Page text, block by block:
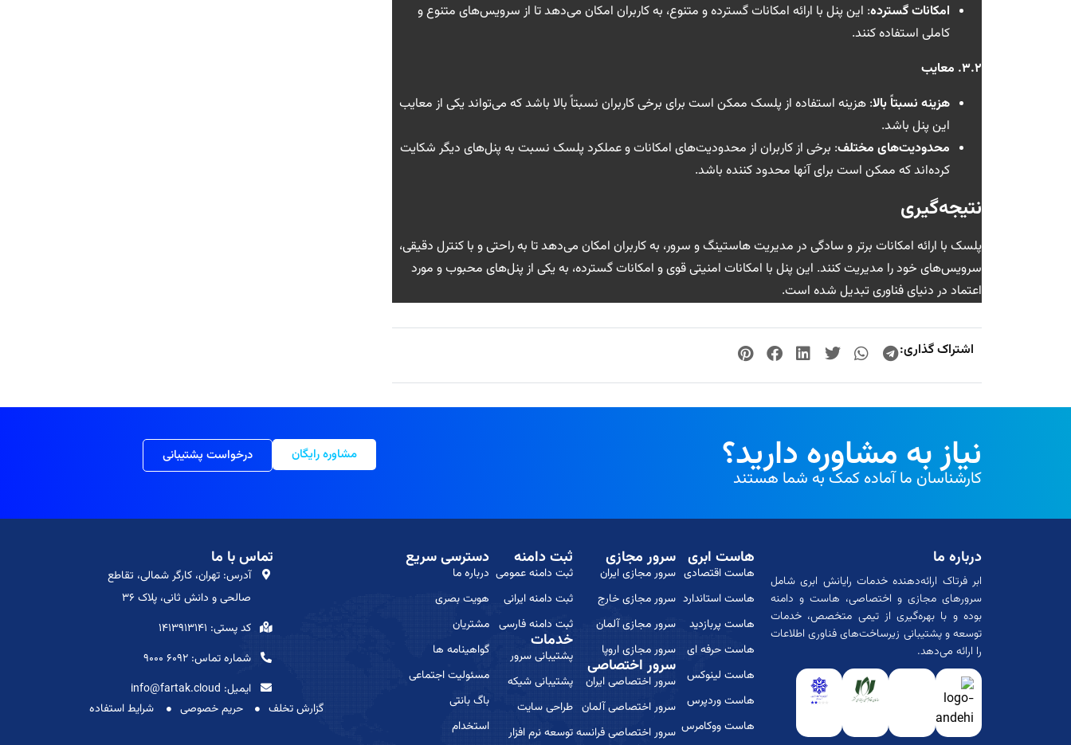
امکانات گسترده: این پنل با ارائه امکانات گسترده و متنوع، به کاربران امکان می‌دهد تا از سرویس‌های متنوع و
کاملی استفاده کنند.
۳.۲. معایب
هزینه نسبتاً بالا: هزینه استفاده از پلسک ممکن است برای برخی کاربران نسبتاً بالا باشد که می‌تواند یکی از معایب
این پنل باشد.
محدودیت‌های مختلف: برخی از کاربران از محدودیت‌های امکانات و عملکرد پلسک نسبت به پنل‌های دیگر شکایت
کرده‌اند که ممکن است برای آنها محدود کننده باشد.
نتیجه‌گیری
پلسک با ارائه امکانات برتر و سادگی در مدیریت هاستینگ و سرور، به کاربران امکان می‌دهد تا به راحتی و با کنترل دقیقی،
سرویس‌های خود را مدیریت کنند. این پنل با امکانات امنیتی قوی و امکانات گسترده، به یکی از پنل‌های محبوب و مورد
اعتماد در دنیای فناوری تبدیل شده است.
اشتراک گذاری:
نیاز به مشاوره دارید؟
کارشناسان ما آماده کمک به شما هستند
مشاوره رایگان درخواست پشتیبانی
درباره ما
ابر فرتاک ارائه‌دهنده خدمات رایانش ابری شامل
سرورهای مجازی و اختصاصی، هاست و دامنه
بوده و با بهره‌گیری از تیمی متخصص، خدمات
توسعه و پشتیبانی زیرساخت‌های فناوری اطلاعات
را ارائه می‌دهد.
هاست ابری
هاست اقتصادی
هاست استاندارد
هاست پربازدید
هاست حرفه ای
هاست لینوکس
هاست وردپرس
هاست ووکامرس
سرور مجازی
سرور مجازی ایران
سرور مجازی خارج
سرور مجازی آلمان
سرور مجازی اروپا
سرور اختصاصی
سرور اختصاصی ایران
سرور اختصاصی آلمان
سرور اختصاصی فرانسه
ثبت دامنه
ثبت دامنه عمومی
ثبت دامنه ایرانی
ثبت دامنه فارسی
خدمات
پشتیبانی سرور
پشتیبانی شیکه
طراحی سایت
توسعه نرم افزار
دسترسی سریع
درباره ما
هویت بصری
مشتریان
گواهینامه ها
مسئولیت اجتماعی
باگ بانتی
استخدام
تماس با ما
آدرس: تهران، کارگر شمالی، تقاطع
صالحی و دانش ثانی، پلاک ۳۶
کد پستی: 1413913141
شماره تماس: 6092 9000
ایمیل: info@fartak.cloud
گزارش تخلف
حریم خصوصی شرایط استفاده